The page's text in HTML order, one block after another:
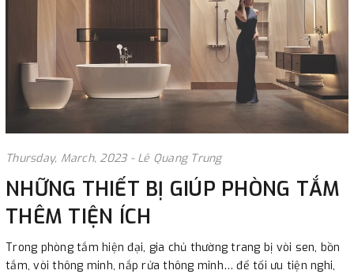
Thursday, March, 2023 - Lê Quang Trung
NHỮNG THIẾT BỊ GIÚP PHÒNG TẮM
THÊM TIỆN ÍCH
Trong phòng tắm hiện đại, gia chủ thường trang bị vòi sen, bồn
tắm, vòi thông minh, nắp rửa thông minh… để tối ưu tiện nghi,